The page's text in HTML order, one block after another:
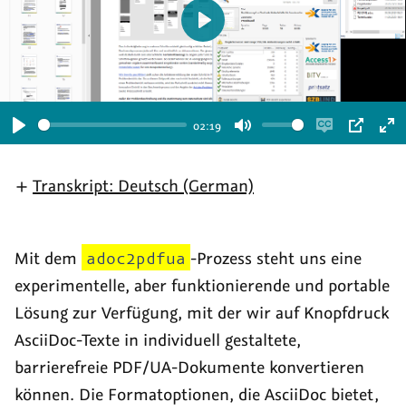
Abspielen
02:19
Ton
stummschalten
Untertitel
Bild-
Abspielen
Transkript: Deutsch (German)
Mit dem adoc2pdfua -Prozess steht uns eine
experimentelle, aber funktionierende und portable
Lösung zur Verfügung, mit der wir auf Knopfdruck
AsciiDoc-Texte in individuell gestaltete,
barrierefreie PDF/UA-Dokumente konvertieren
können. Die Formatoptionen, die AsciiDoc bietet,